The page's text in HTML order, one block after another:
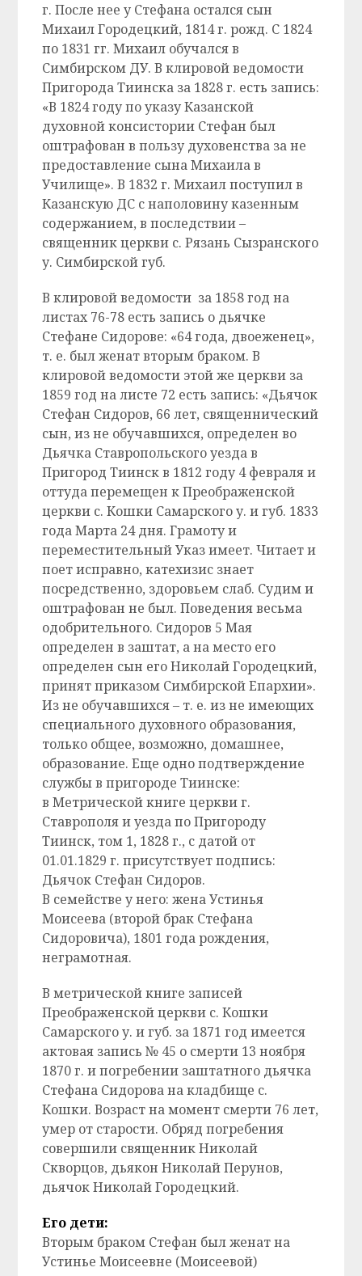
г. После нее у Стефана остался сын
Михаил Городецкий, 1814 г. рожд. С 1824
по 1831 гг. Михаил обучался в
Симбирском ДУ. В клировой ведомости
Пригорода Тиинска за 1828 г. есть запись:
«В 1824 году по указу Казанской
духовной консистории Стефан был
оштрафован в пользу духовенства за не
предоставление сына Михаила в
Училище». В 1832 г. Михаил поступил в
Казанскую ДС с наполовину казенным
содержанием, в последствии –
священник церкви с. Рязань Сызранского
у. Симбирской губ.
В клировой ведомости за 1858 год на
листах 76-78 есть запись о дьячке
Стефане Сидорове: «64 года, двоеженец»,
т. е. был женат вторым браком. В
клировой ведомости этой же церкви за
1859 год на листе 72 есть запись: «Дьячок
Стефан Сидоров, 66 лет, священнический
сын, из не обучавшихся, определен во
Дьячка Ставропольского уезда в
Пригород Тиинск в 1812 году 4 февраля и
оттуда перемещен к Преображенской
церкви с. Кошки Самарского у. и губ. 1833
года Марта 24 дня. Грамоту и
переместительный Указ имеет. Читает и
поет исправно, катехизис знает
посредственно, здоровьем слаб. Судим и
оштрафован не был. Поведения весьма
одобрительного. Сидоров 5 Мая
определен в заштат, а на место его
определен сын его Николай Городецкий,
принят приказом Симбирской Епархии».
Из не обучавшихся – т. е. из не имеющих
специального духовного образования,
только общее, возможно, домашнее,
образование. Еще одно подтверждение
службы в пригороде Тиинске:
в Метрической книге церкви г.
Ставрополя и уезда по Пригороду
Тиинск, том 1, 1828 г., с датой от
01.01.1829 г. присутствует подпись:
Дьячок Стефан Сидоров.
В семействе у него: жена Устинья
Моисеева (второй брак Стефана
Сидоровича), 1801 года рождения,
неграмотная.
В метрической книге записей
Преображенской церкви с. Кошки
Самарского у. и губ. за 1871 год имеется
актовая запись № 45 о смерти 13 ноября
1870 г. и погребении заштатного дьячка
Стефана Сидорова на кладбище с.
Кошки. Возраст на момент смерти 76 лет,
умер от старости. Обряд погребения
совершили священник Николай
Скворцов, дьякон Николай Перунов,
дьячок Николай Городецкий.
Его дети:
Вторым браком Стефан был женат на
Устинье Моисеевне (Моисеевой)